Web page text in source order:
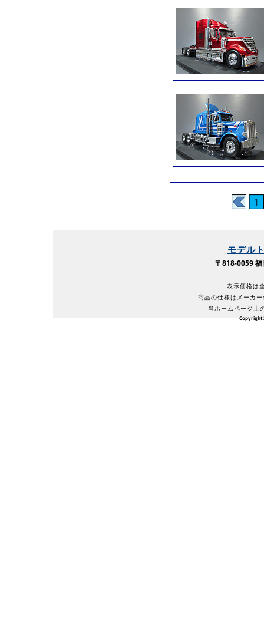
1
モデル
〒818-0059
表示価格は
商品の仕様はメーカ
当ホームページ上
Copyright